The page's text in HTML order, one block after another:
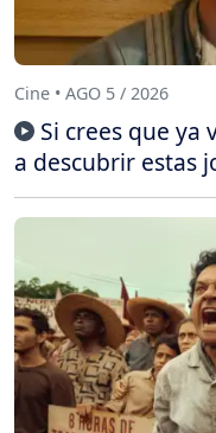
Cine • AGO 5 / 2026
Si crees que ya
a descubrir estas